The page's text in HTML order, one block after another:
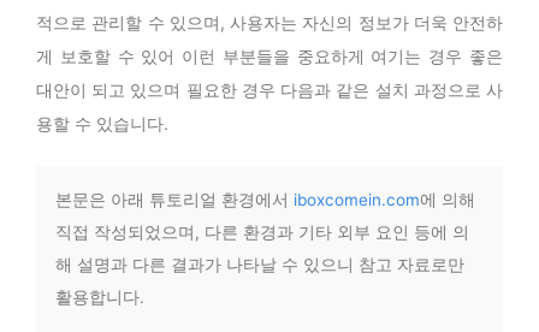
적으로 관리할 수 있으며, 사용자는 자신의 정보가 더욱 안전하
게 보호할 수 있어 이런 부분들을 중요하게 여기는 경우 좋은
대안이 되고 있으며 필요한 경우 다음과 같은 설치 과정으로 사
용할 수 있습니다.
본문은 아래 튜토리얼 환경에서 iboxcomein.com에 의해
직접 작성되었으며, 다른 환경과 기타 외부 요인 등에 의
해 설명과 다른 결과가 나타날 수 있으니 참고 자료로만
활용합니다.